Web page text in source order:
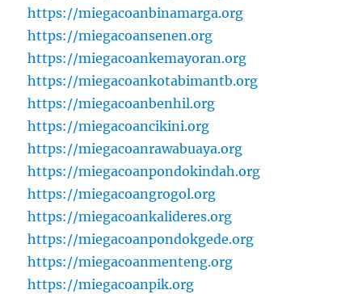
https://miegacoanbinamarga.org
https://miegacoansenen.org
https://miegacoankemayoran.org
https://miegacoankotabimantb.org
https://miegacoanbenhil.org
https://miegacoancikini.org
https://miegacoanrawabuaya.org
https://miegacoanpondokindah.org
https://miegacoangrogol.org
https://miegacoankalideres.org
https://miegacoanpondokgede.org
https://miegacoanmenteng.org
https://miegacoanpik.org